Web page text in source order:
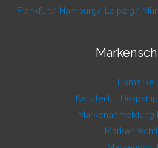
Frankfurt/ Hamburg/ Leipzig/
Fixmarke
Kanzlei für
Markenanmeldung